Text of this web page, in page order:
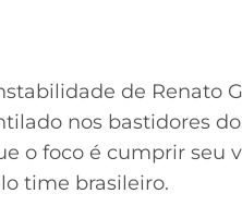
de Renato
nos bastidores
o foco é cumprir seu
time brasileiro.